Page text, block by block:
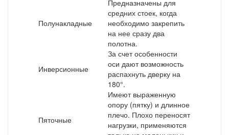
Полунакладные
Предназначены для
средних стоек, когда
необходимо закрепить
на нее сразу два
полотна.
Инверсионные
За счет особенности
оси дают возможность
распахнуть дверку на
180°.
Пяточные
Имеют выраженную
опору (пятку) и длинное
плечо. Плохо переносят
нагрузки, применяются